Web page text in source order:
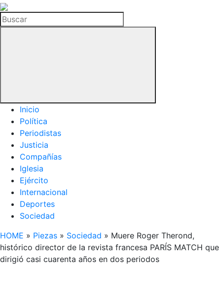
La
Hemeroteca
del
Buscar
Inicio
Política
Periodistas
Justicia
Compañías
Iglesia
Ejército
Internacional
Deportes
Sociedad
HOME » Piezas » Sociedad » Muere Roger Therond,
histórico director de la revista francesa PARÍS MATCH que
dirigió casi cuarenta años en dos periodos